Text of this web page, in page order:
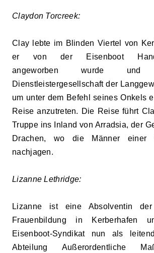
Claydon Torcreek:
Clay lebte im Blinden Viertel von
er von der Eisenboot
angeworben wurde
Dienstleistergesellschaft der
um unter dem Befehl seines Onkels
Reise anzutreten. Die Reise führt
Truppe ins Inland von Arradsia, der
Drachen, wo die Männer einer
nachjagen.
Lizanne Lethridge:
Lizanne ist eine Absolventin
Frauenbildung in Kerberhafen
Eisenboot-Syndikat nun als
Abteilung Außerordentliche